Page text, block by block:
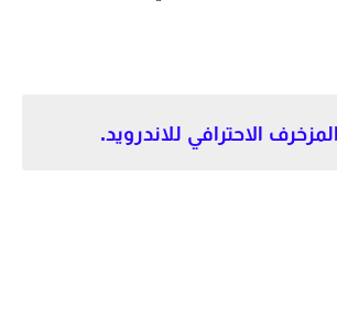
الاحترافي للاندرويد.